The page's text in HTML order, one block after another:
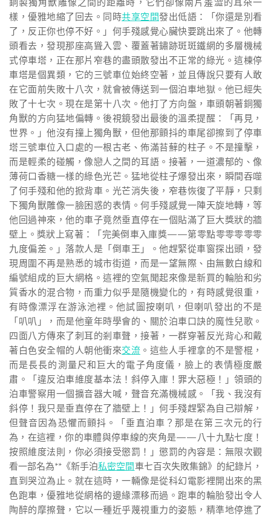
銅製獨角獸雕像之間的距離時，它們卻像兩片羞澀的耳朵一
樣，優雅地縮了回去。同時共享空間發出低語：「你還是別看
了，反正你也停不好。」何手殘感覺心臟快要跳出來了。他轉
頭看去，發現那座高聳入雲、覆蓋著鏽跡斑斑鐵網的多層機械
式停車塔，正在那片窄巷的盡頭散發出不正常的綠光。這棟停
車塔是個異類，它的三號車位始終空著，並且傳說只要有人敢
在它面前失敗十八次，就會被傳送到一個泊車地獄。他已經失
敗了十七次。現在是第十八次。他打了方向盤，車頭朝著銅獨
角獸的方向猛地偏轉。後視鏡發出最後的溫柔提醒：「再見，
世界。」他沒有撞上獨角獸，但他那顫抖的車尾卻擦到了停車
塔三號車位入口處的一根古老、佈滿苔蘚的柱子。不是撞擊，
而是輕柔的碰觸，像戀人之間的耳語。接著，一道濃郁的、像
薄荷口香糖一樣的綠色光芒。猛地從柱子爆發出來，瞬間吞噬
了何手殘和他的掀背車。光芒消失後，窄巷恢復了平靜，只剩
下獨角獸雕像一臉困惑的表情。何手殘感覺一陣天旋地轉，等
他回過神來，他的車子竟然垂直停在一個貼滿了巨大獎狀的牆
壁上。獎狀上寫著：「完美倒車入庫獎——第零點零零零零零
九度偏差。」落款人是「倒車王」。他趕緊從車窗探出頭，發
現周圍不再是熟悉的城市街道，而是一望無際、由無數白線和
編號組成的巨大網格。這裡的空氣聞起來像是新買的輪胎和劣
質香水的混合物，而重力似乎是隨機變化的，有時感覺很重，
有時像漂浮在游泳池裡。他試圖按喇叭，但喇叭發出的不是
「叭叭」，而是他童年時學會的、關於泊車口訣的魔性兒歌。
四面八方傳來了刺耳的剎車聲，接著，一群穿著反光背心和戴
著白色安全帽的人朝他衝來交流 。這些人手裡拿的不是警棍，
而是長長的測量尺和巨大的電子角度儀，臉上的表情極度嚴
肅。「違反泊車維度基本法！斜停入庫！罪大惡極！」領頭的
泊車警察用一個擴音器大喊，聲音充滿機械感。「我、我沒有
斜停！我只是垂直停在了牆壁上！」何手殘趕緊為自己辯解，
但聲音因為恐懼而顫抖。「垂直泊車？那是在第三次元的行
為，在這裡，你的車體與停車線的夾角是——八十九點七度！
按照維度法則，你必須接受懲罰！」懲罰的內容是：無限次觀
看一部名為**《新手泊私密空間車七百次失敗集錦》的紀錄片，
直到哭泣為止。就在這時，一輛像是從科幻電影裡開出來的黑
色跑車，優雅地從網格的邊緣漂移而過。跑車的輪胎發出令人
陶醉的摩擦聲，它以一種近乎蔑視重力的姿態，精準地停進了